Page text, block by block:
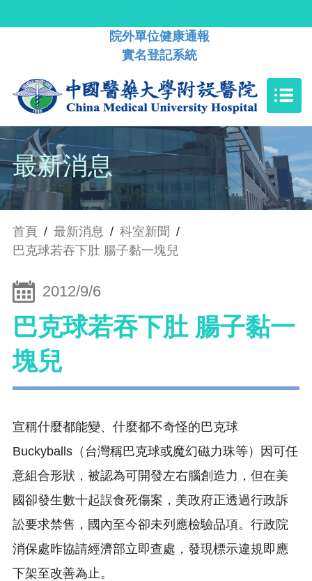
院外單位健康通報
實名登記系統
最新消息
首頁 / 最新消息 / 科室新聞 /
巴克球若吞下肚 腸子黏一塊兒
2012/9/6
巴克球若吞下肚 腸子黏一
塊兒
宣稱什麼都能變、什麼都不奇怪的巴克球
Buckyballs（台灣稱巴克球或魔幻磁力珠等）因可任
意組合形狀，被認為可開發左右腦創造力，但在美
國卻發生數十起誤食死傷案，美政府正透過行政訴
訟要求禁售，國內至今卻未列應檢驗品項。行政院
消保處昨協請經濟部立即查處，發現標示違規即應
下架至改善為止。